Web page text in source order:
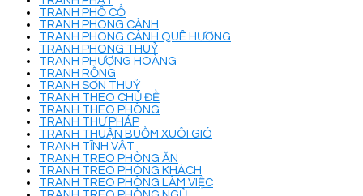
TRANH PHỐ CỔ
TRANH PHONG CẢNH
TRANH PHONG CẢNH QUÊ HƯƠNG
TRANH PHONG THUỶ
TRANH PHƯỢNG HOÀNG
TRANH RỒNG
TRANH SƠN THUỶ
TRANH THEO CHỦ ĐỀ
TRANH THEO PHÒNG
TRANH THƯ PHÁP
TRANH THUẬN BUỒM XUÔI GIÓ
TRANH TĨNH VẬT
TRANH TREO PHÒNG ĂN
TRANH TREO PHÒNG KHÁCH
TRANH TREO PHÒNG LÀM VIỆC